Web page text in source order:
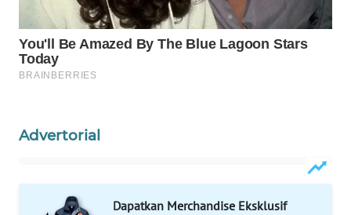
Advertorial
Dapatkan Merchandise Eksklusif
WAHANA
Wahana
Network
KELISTRIKAN